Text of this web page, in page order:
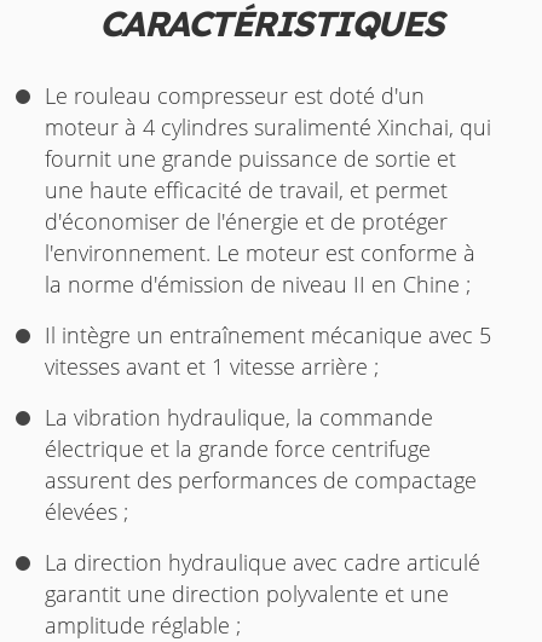
CARACTÉRISTIQUES
Le rouleau compresseur est doté d'un
moteur à 4 cylindres suralimenté Xinchai, qui
fournit une grande puissance de sortie et
une haute efficacité de travail, et permet
d'économiser de l'énergie et de protéger
l'environnement. Le moteur est conforme à
la norme d'émission de niveau II en Chine ;
Il intègre un entraînement mécanique avec 5
vitesses avant et 1 vitesse arrière ;
La vibration hydraulique, la commande
électrique et la grande force centrifuge
assurent des performances de compactage
élevées ;
La direction hydraulique avec cadre articulé
garantit une direction polyvalente et une
amplitude réglable ;